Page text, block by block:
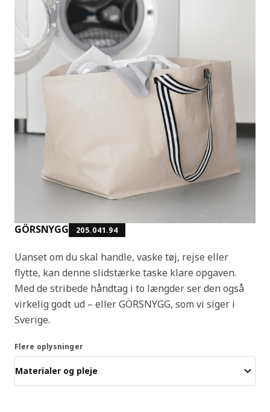
GÖRSNYGG 205.041.94
Uanset om du skal handle, vaske tøj, rejse eller
flytte, kan denne slidstærke taske klare opgaven.
Med de stribede håndtag i to længder ser den også
virkelig godt ud – eller GÖRSNYGG, som vi siger i
Sverige.
Flere oplysninger
Materialer og pleje